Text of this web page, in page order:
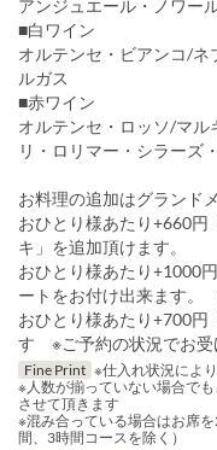
アンジュエール・ノワー
■白ワイン
オルテンセ・ビアンコ/
ルガス
■赤ワイン
オルテンセ・ロッソ/マル
リ・ロリマー・シラーズ
お料理の追加はグランド
おひとり様あたり+660円
キ」を追加頂けます。
おひとり様あたり+1000
ートをお付け出来ます。
おひとり様あたり+700円
す ※ご予約の状況でお受
Fine Print ※仕入れ状況によ
※人数が揃っていない場合で
させて頂きます
※混み合っている場合はお席
間、3時間コースを除く）